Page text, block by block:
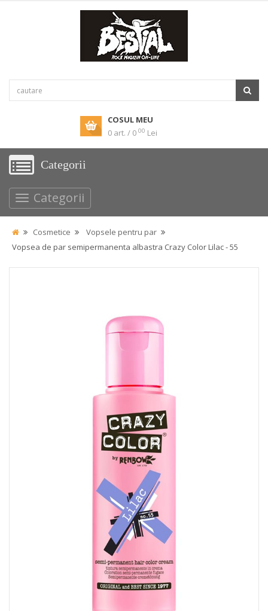
COSUL MEU
0 art. / 0 00 Lei
Categorii
Categorii
Cosmetice
Vopsele pentru par
Vopsea de par semipermanenta albastra Crazy Color Lilac - 55